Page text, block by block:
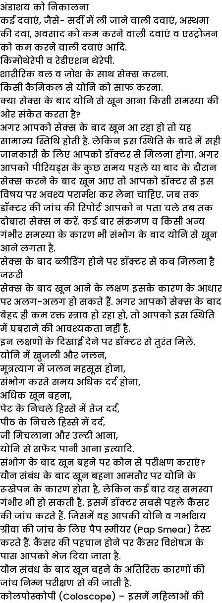
अंडाशय को निकालना
कई दवाएं, जैसे- सर्दी में ली जाने वाली दवाएं, अस्थमा
की दवा, अवसाद को कम करने वाली दवाएं व एस्ट्रोजन
को कम करने वाली दवाएं आदि.
किमोथेरेपी व रेडीएशन थेरेपी.
शारीरिक बल व जोश के साथ सेक्स करना.
किसी कैमिकल से योनि को साफ करना.
क्या सेक्स के बाद योनि से खून आना किसी समस्या की
ओर संकेत करता है?
अगर आपको सेक्स के बाद खून आ रहा हो तो यह
सामान्य स्तिथि होती है. लेकिन इस स्थिति के बारे में सही
जानकारी के लिए आपको डॉक्टर से मिलना होगा. अगर
आपको पीरियड्स के कुछ समय पहले या बाद के दौरान
सेक्स करने के बाद खून आए तो आपको डॉक्टर से इस
विषय पर अवश्य परार्मश कर लेना चाहिए. जब तक
डॉक्टर की जांच की रिपोर्ट आपको न पता चले तब तक
दोबारा सेक्स न करें. कई बार संक्रमण व किसी अन्य
गंभीर समस्या के कारण भी संभोग के बाद योनि से खून
आने लगता है.
सेक्स के बाद ब्लीडिंग होने पर डॉक्टर से कब मिलना है
जरूरी
सेक्स के बाद खून आने के लक्षण इसके कारण के आधार
पर अलग-अलग हो सकते हैं. अगर आपको सेक्स के बाद
बेहद ही कम रक्त स्त्राव हो रहा हो, तो आपको इस स्थिति
में घबराने की आवश्यकता नहीं है.
इन लक्षणों के दिखाई देने पर डॉक्टर से तुरंत मिलें.
योनि में खुजली और जलन,
मूत्रत्याग में जलन महसूस होना,
संभोग करते समय अधिक दर्द होना,
अधिक खून बहना,
पेट के निचले हिस्से में तेज दर्द,
पीठ के निचले हिस्से में दर्द,
जी मिचलाना और उल्टी आना,
योनि से सफेद पानी आना इत्यादि.
संभोग के बाद खून बहने पर कौन से परीक्षण कराएं?
यौन संबंध के बाद खून बहना आमतौर पर योनि के
रूखेपन के कारण होता है, लेकिन कई बार यह समस्या
गंभीर भी हो सकती है. इसमें डॉक्टर सबसे पहले कैंसर
की जांच करते हैं. जिसमें वह आपकी योनि व गर्भाशय
ग्रीवा की जांच के लिए पैप स्मीयर (Pap Smear) टेस्ट
करते हैं. कैंसर की पहचान होने पर कैंसर विशेषज्ञ के
पास आपको भेज दिया जाता है.
यौन संबंध के बाद खून बहने के अतिरिक्त कारणों की
जांच निम्न परीक्षण से की जाती है.
कोलपोस्कोपी (Coloscope) – इसमें महिलाओं की